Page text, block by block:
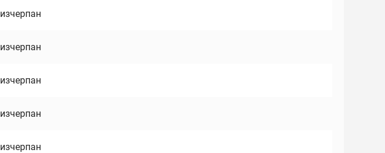
изчерпан
изчерпан
изчерпан
изчерпан
изчерпан